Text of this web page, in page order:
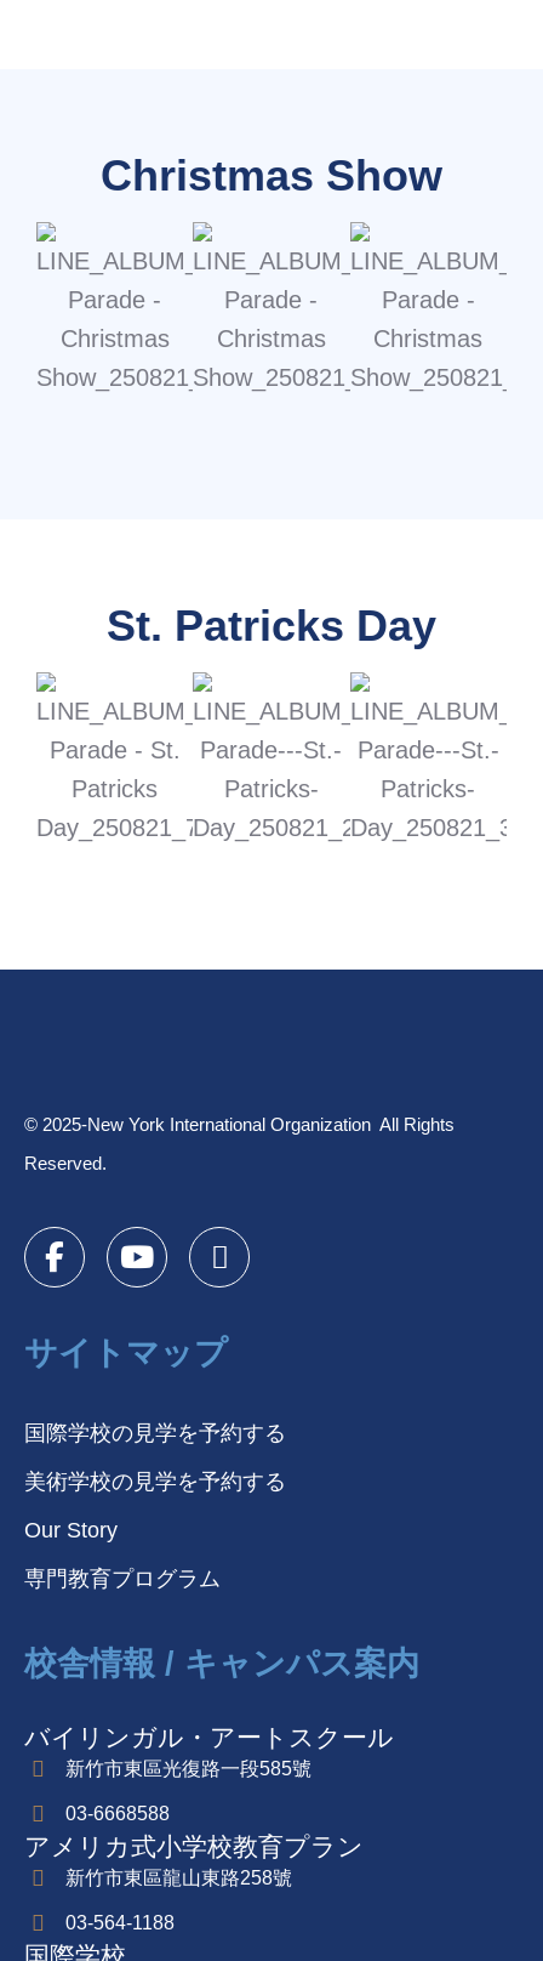
Christmas Show
St. Patricks Day
© 2025-New York International Organization All Rights
Reserved.
サイトマップ
国際学校の見学を予約する
美術学校の見学を予約する
Our Story
専門教育プログラム
校舎情報 / キャンパス案内
バイリンガル・アートスクール
新竹市東區光復路一段585號
03-6668588
アメリカ式小学校教育プラン
新竹市東區龍山東路258號
03-564-1188